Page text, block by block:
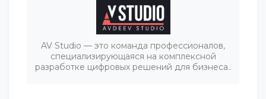
AV Studio — это команда профессионалов,
специализирующаяся на комплексной
разработке цифровых решений для бизнеса..